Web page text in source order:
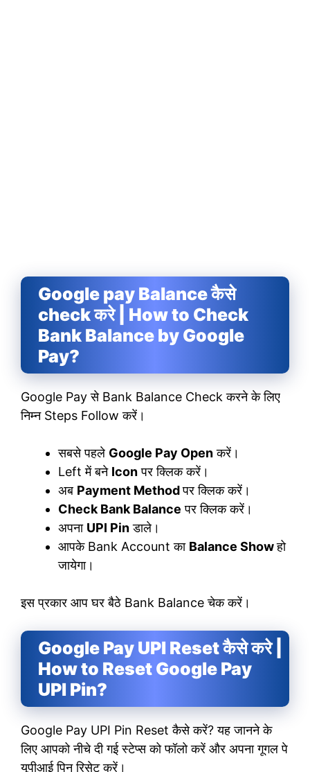
Google pay Balance कैसे
check करे | How to Check
Bank Balance by Google
Pay?
Google Pay से Bank Balance Check करने के लिए
निम्न Steps Follow करें।
सबसे पहले Google Pay Openकरें।
Left में बने Iconपर क्लिक करें।
अब Payment Methodपर क्लिक करें।
Check Bank Balance पर क्लिक करें।
अपना UPI Pinडाले।
आपके Bank Account का Balance Showहो
जायेगा।
इस प्रकार आप घर बैठे Bank Balance चेक करें।
Google Pay UPI Reset कैसे करे |
How to Reset Google Pay
UPI Pin?
Google Pay UPI Pin Reset कैसे करें? यह जानने के
लिए आपको नीचे दी गई स्टेप्स को फॉलो करें और अपना गूगल पे
यूपीआई पिन रिसेट करें।